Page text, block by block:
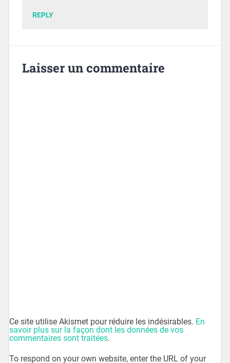
REPLY
Laisser un commentaire
Ce site utilise Akismet pour réduire les indésirables. En
savoir plus sur la façon dont les données de vos
commentaires sont traitées.
To respond on your own website, enter the URL of your